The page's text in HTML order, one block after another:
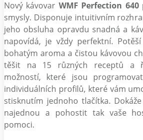
Nový kávovar WMF Perfection 640
smysly. Disponuje intuitivním
jeho obsluha opravdu snadná a
napovídá, je vždy perfektní.
bohatým aroma a čistou kávovou
těšit na 15 různých receptů a
možností, které jsou
individuálních profilů, které vám
stisknutím jednoho tlačítka.
najednou a pohostit tak vaše
pomoci.